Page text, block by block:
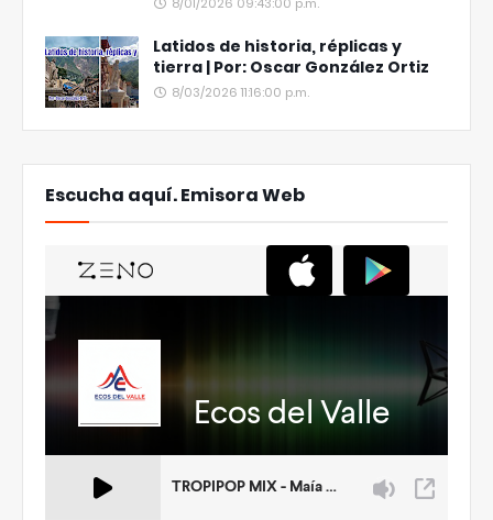
Latidos de historia, réplicas y
tierra | Por: Oscar González Ortiz
8/03/2026 11:16:00 p.m.
Escucha aquí. Emisora Web